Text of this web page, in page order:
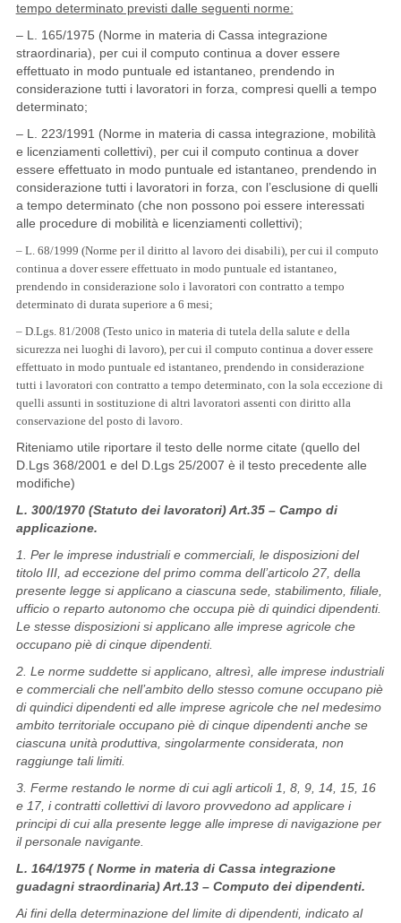
tempo determinato previsti dalle seguenti norme:
– L. 165/1975 (Norme in materia di Cassa integrazione
straordinaria), per cui il computo continua a dover essere
effettuato in modo puntuale ed istantaneo, prendendo in
considerazione tutti i lavoratori in forza, compresi quelli a tempo
determinato;
– L. 223/1991 (Norme in materia di cassa integrazione, mobilità
e licenziamenti collettivi), per cui il computo continua a dover
essere effettuato in modo puntuale ed istantaneo, prendendo in
considerazione tutti i lavoratori in forza, con l’esclusione di quelli
a tempo determinato (che non possono poi essere interessati
alle procedure di mobilità e licenziamenti collettivi);
– L. 68/1999 (Norme per il diritto al lavoro dei disabili), per cui il computo
continua a dover essere effettuato in modo puntuale ed istantaneo,
prendendo in considerazione solo i lavoratori con contratto a tempo
determinato di durata superiore a 6 mesi;
– D.Lgs. 81/2008 (Testo unico in materia di tutela della salute e della
sicurezza nei luoghi di lavoro), per cui il computo continua a dover essere
effettuato in modo puntuale ed istantaneo, prendendo in considerazione
tutti i lavoratori con contratto a tempo determinato, con la sola eccezione di
quelli assunti in sostituzione di altri lavoratori assenti con diritto alla
conservazione del posto di lavoro.
Riteniamo utile riportare il testo delle norme citate (quello del
D.Lgs 368/2001 e del D.Lgs 25/2007 è il testo precedente alle
modifiche)
L. 300/1970 (Statuto dei lavoratori) Art.35 – Campo di
applicazione.
1. Per le imprese industriali e commerciali, le disposizioni del
titolo III, ad eccezione del primo comma dell’articolo 27, della
presente legge si applicano a ciascuna sede, stabilimento, filiale,
ufficio o reparto autonomo che occupa piè di quindici dipendenti.
Le stesse disposizioni si applicano alle imprese agricole che
occupano piè di cinque dipendenti.
2. Le norme suddette si applicano, altresì, alle imprese industriali
e commerciali che nell’ambito dello stesso comune occupano piè
di quindici dipendenti ed alle imprese agricole che nel medesimo
ambito territoriale occupano piè di cinque dipendenti anche se
ciascuna unità produttiva, singolarmente considerata, non
raggiunge tali limiti.
3. Ferme restando le norme di cui agli articoli 1, 8, 9, 14, 15, 16
e 17, i contratti collettivi di lavoro provvedono ad applicare i
principi di cui alla presente legge alle imprese di navigazione per
il personale navigante.
L. 164/1975 ( Norme in materia di Cassa integrazione
guadagni straordinaria) Art.13 – Computo dei dipendenti.
Ai fini della determinazione del limite di dipendenti, indicato al